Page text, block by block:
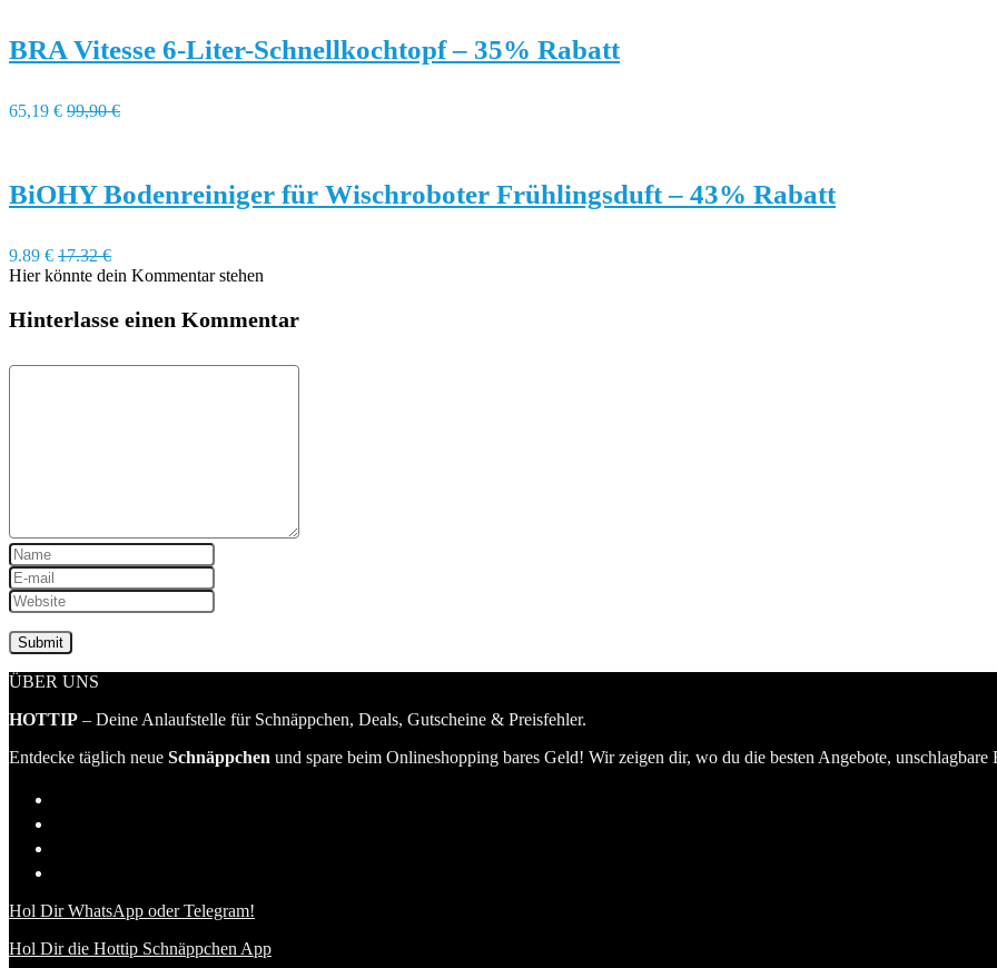
BRA Vitesse 6-Liter-Schnellkochtopf – 35% Rabatt
65,19 € 99,90 €
BiOHY Bodenreiniger für Wischroboter Frühlingsduft – 43% Rabatt
9.89 € 17.32 €
Hier könnte dein Kommentar stehen
Hinterlasse einen Kommentar
ÜBER UNS
HOTTIP – Deine Anlaufstelle für Schnäppchen, Deals, Gutscheine & Preisfehler.
Entdecke täglich neue Schnäppchen und spare beim Onlineshopping bares Geld! Wir zeigen dir, wo du die besten Angebote, unschlagbare
Hol Dir WhatsApp oder Telegram!
Hol Dir die Hottip Schnäppchen App